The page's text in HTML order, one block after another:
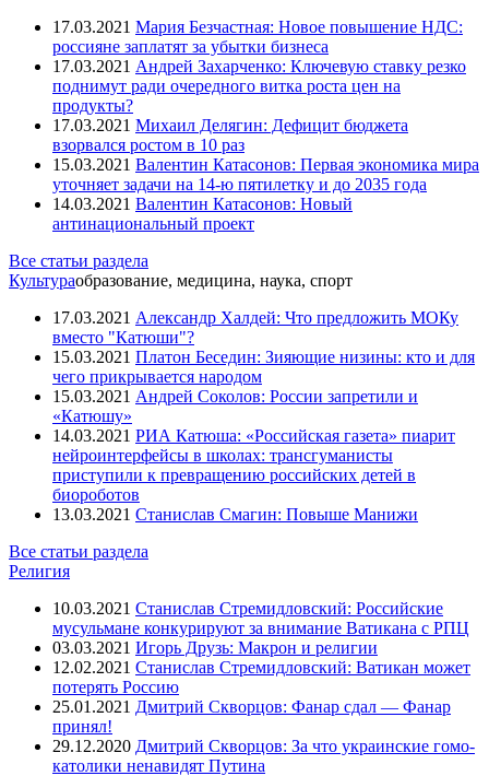
17.03.2021 Мария Безчастная: Новое повышение НДС:
россияне заплатят за убытки бизнеса
17.03.2021 Андрей Захарченко: Ключевую ставку резко
поднимут ради очередного витка роста цен на
продукты?
17.03.2021 Михаил Делягин: Дефицит бюджета
взорвался ростом в 10 раз
15.03.2021 Валентин Катасонов: Первая экономика мира
уточняет задачи на 14-ю пятилетку и до 2035 года
14.03.2021 Валентин Катасонов: Новый
антинациональный проект
Все статьи раздела
Культураобразование, медицина, наука, спорт
17.03.2021 Александр Халдей: Что предложить МОКу
вместо "Катюши"?
15.03.2021 Платон Беседин: Зияющие низины: кто и для
чего прикрывается народом
15.03.2021 Андрей Соколов: России запретили и
«Катюшу»
14.03.2021 РИА Катюша: «Российская газета» пиарит
нейроинтерфейсы в школах: трансгуманисты
приступили к превращению российских детей в
биороботов
13.03.2021 Станислав Смагин: Повыше Манижи
Все статьи раздела
Религия
10.03.2021 Станислав Стремидловский: Российские
мусульмане конкурируют за внимание Ватикана с РПЦ
03.03.2021 Игорь Друзь: Макрон и религии
12.02.2021 Станислав Стремидловский: Ватикан может
потерять Россию
25.01.2021 Дмитрий Скворцов: Фанар сдал — Фанар
принял!
29.12.2020 Дмитрий Скворцов: За что украинские гомо-
католики ненавидят Путина